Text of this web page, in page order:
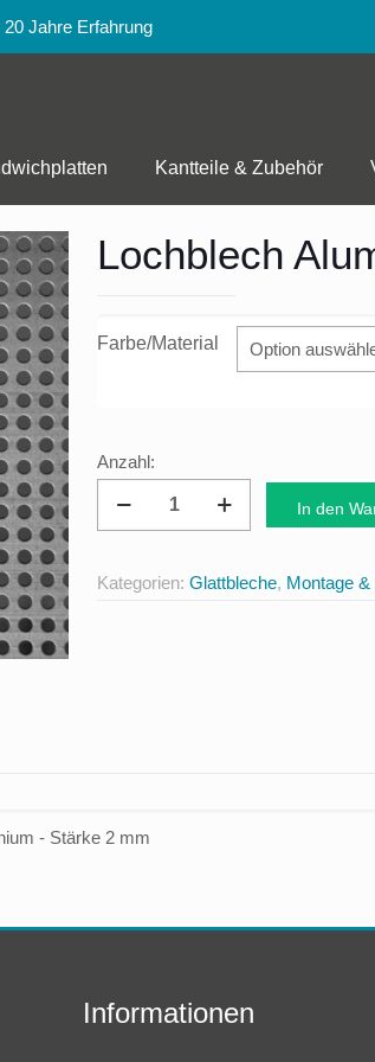
20 Jahre Erfahrung
Kantteile & Zubehör
Lochblech
Farbe/Material
Lochblech
Aluminium
In den
Kategorien: Glattbleche, Montage &
- Stärke 2 mm
Informationen